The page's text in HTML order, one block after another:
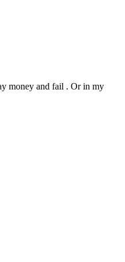
money and fail . Or in my